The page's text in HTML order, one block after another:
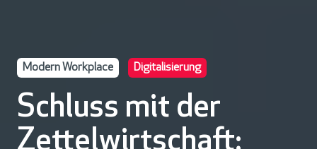
Modern Workplace Digitalisierung
Schluss mit der
Zettelwirtschaft: